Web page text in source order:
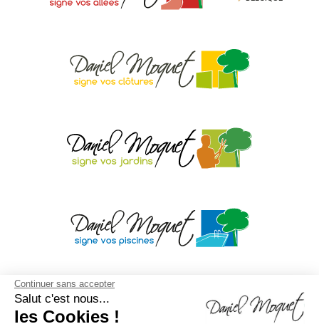
Continuer sans accepter
Salut c'est nous...
les Cookies !